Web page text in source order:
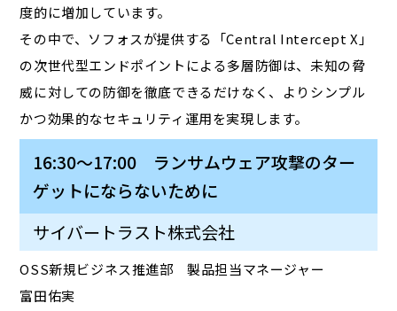
度的に増加しています。
その中で、ソフォスが提供する「Central Intercept X」
の次世代型エンドポイントによる多層防御は、未知の脅
威に対しての防御を徹底できるだけなく、よりシンプル
かつ効果的なセキュリティ運用を実現します。
16:30～17:00 ランサムウェア攻撃のター
ゲットにならないために
サイバートラスト株式会社
OSS新規ビジネス推進部 製品担当マネージャー
富田佑実